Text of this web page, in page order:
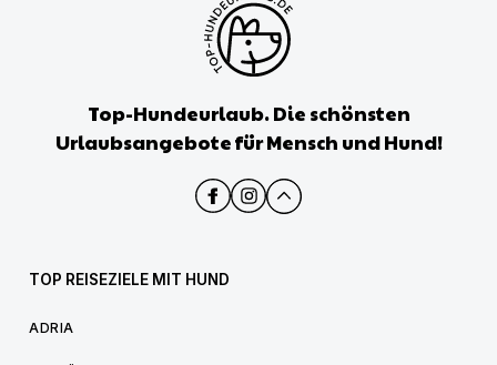
Top-Hundeurlaub. Die schönsten
Urlaubsangebote für Mensch und Hund!
TOP REISEZIELE MIT HUND
ADRIA